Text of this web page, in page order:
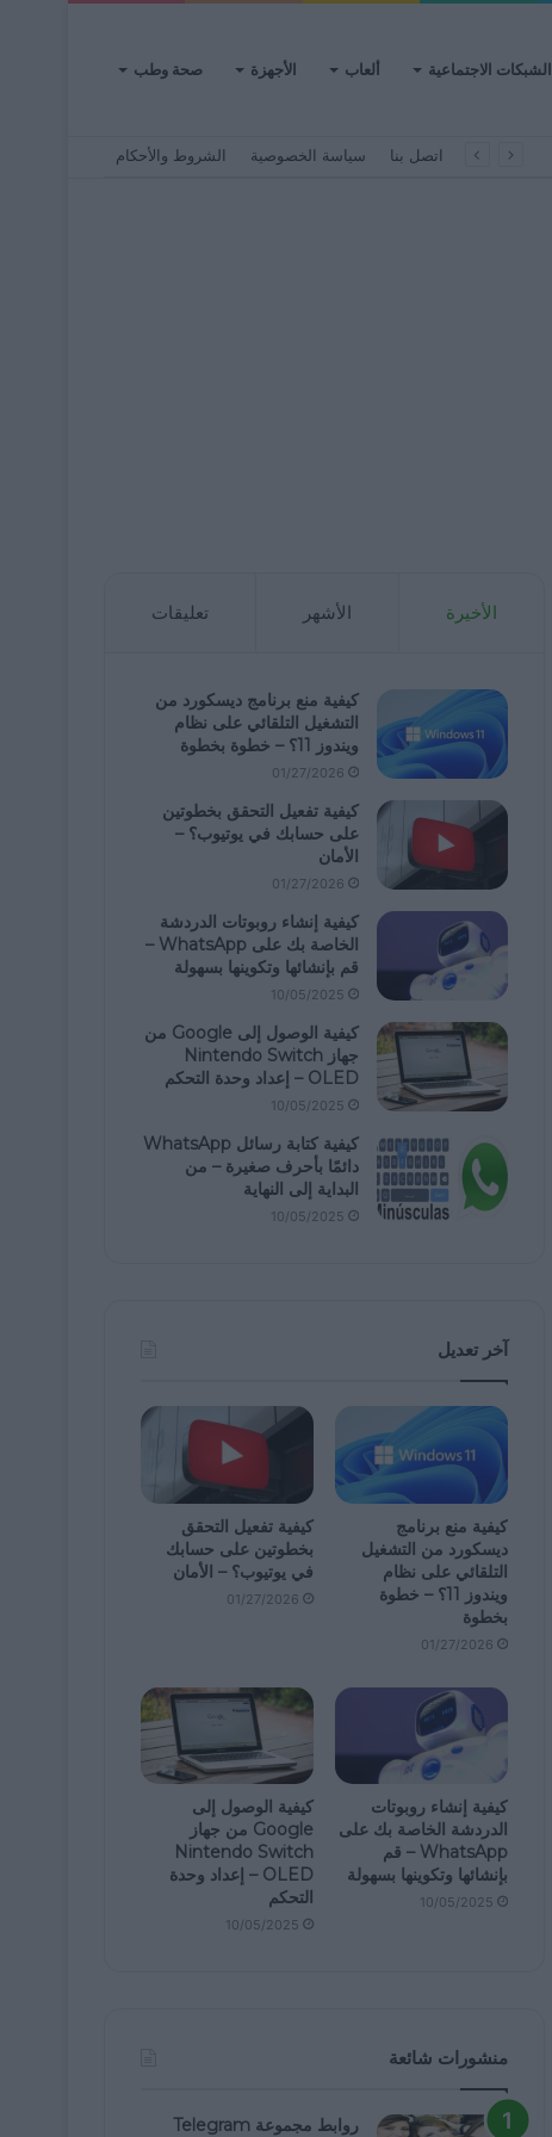
الشبكات الاجتماعية ألعاب الأجهزة صحة وطب
اتصل بنا سياسة الخصوصية الشروط والأحكام
الأخيرة الأشهر تعليقات
كيفية منع برنامج ديسكورد من
التشغيل التلقائي على نظام
ويندوز 11؟ – خطوة بخطوة
01/27/2026
كيفية تفعيل التحقق بخطوتين
على حسابك في يوتيوب؟ –
الأمان
01/27/2026
كيفية إنشاء روبوتات الدردشة
الخاصة بك على WhatsApp –
قم بإنشائها وتكوينها بسهولة
10/05/2025
كيفية الوصول إلى Google من
جهاز Nintendo Switch
OLED – إعداد وحدة التحكم
10/05/2025
كيفية كتابة رسائل WhatsApp
دائمًا بأحرف صغيرة – من
البداية إلى النهاية
10/05/2025
آخر تعديل
كيفية منع برنامج
ديسكورد من التشغيل
التلقائي على نظام
ويندوز 11؟ – خطوة
بخطوة
01/27/2026
كيفية تفعيل التحقق
بخطوتين على حسابك
في يوتيوب؟ – الأمان
01/27/2026
كيفية إنشاء روبوتات
الدردشة الخاصة بك على
WhatsApp – قم
بإنشائها وتكوينها بسهولة
10/05/2025
كيفية الوصول إلى
Google من جهاز
Nintendo Switch
OLED – إعداد وحدة
التحكم
10/05/2025
منشورات شائعة
روابط مجموعة Telegram